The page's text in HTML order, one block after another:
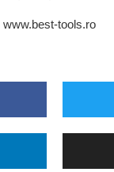
www.best-tools.ro